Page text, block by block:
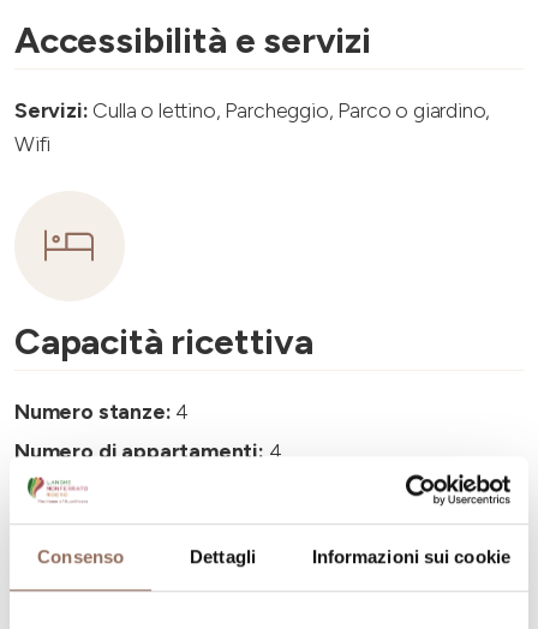
Consenso Dettagli Informazioni sui cookie
Accessibilità e servizi
Servizi: Culla o lettino, Parcheggio, Parco o giardino,
Wifi
Capacità ricettiva
Numero stanze: 4
Numero di appartamenti: 4
Numero di bagni:
Numero letti:8